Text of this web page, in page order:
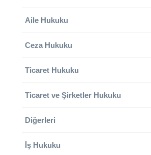
Aile Hukuku
Ceza Hukuku
Ticaret Hukuku
Ticaret ve Şirketler Hukuku
Diğerleri
İş Hukuku